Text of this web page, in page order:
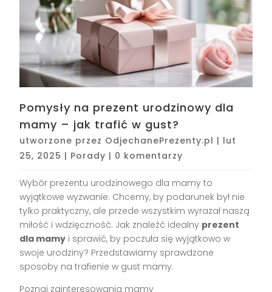
Pomysły na prezent urodzinowy dla
mamy – jak trafić w gust?
utworzone przez OdjechanePrezenty.pl | lut
25, 2025 | Porady | 0 komentarzy
Wybór prezentu urodzinowego dla mamy to
wyjątkowe wyzwanie. Chcemy, by podarunek był nie
tylko praktyczny, ale przede wszystkim wyrażał naszą
miłość i wdzięczność. Jak znaleźć idealny prezent
dla mamy i sprawić, by poczuła się wyjątkowo w
swoje urodziny? Przedstawiamy sprawdzone
sposoby na trafienie w gust mamy.
Poznaj zainteresowania mamy